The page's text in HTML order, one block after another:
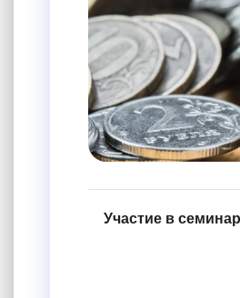
Участие в